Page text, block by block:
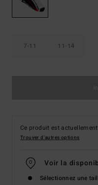
7-11 11-14
Ce produit est
Trouver d'autres options
Voir la
Sélectionnez une